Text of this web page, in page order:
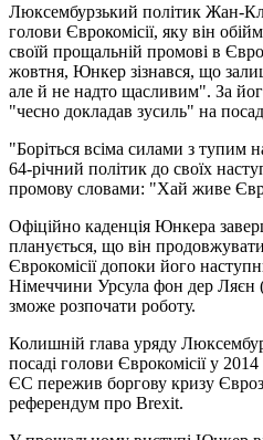
Люксембурзький політик Жан-
голови Єврокомісії, яку він
своїй прощальній промові в
жовтня, Юнкер зізнався, що
але й не надто щасливим". За
"чесно докладав зусиль" на
"Боріться всіма силами з тупим
64-річний політик до своїх
промову словами: "Хай живе
Офіційно каденція Юнкера
планується, що він
Єврокомісії допоки його
Німеччини Урсула фон дер Ляєн
зможе розпочати роботу.
Колишній глава уряду
посаді голови Єврокомісії у
ЄС пережив боргову кризу
референдум про Brexit.